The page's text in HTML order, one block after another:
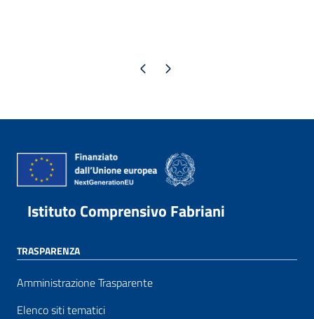
Pagina precedente
Pagina successiva
Istituto Comprensivo Fabriani
TRASPARENZA
Amministrazione Trasparente
Elenco siti tematici